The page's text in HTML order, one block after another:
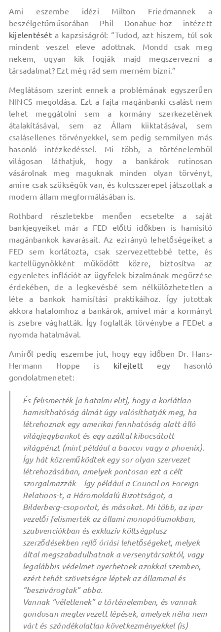
Ami eszembe idézi Milton Friedmannek a
beszélgetőműsorában Phil Donahue-hoz intézett
kijelentéséta kapzsiságról: “Tudod, azt hiszem, túl sok
mindent veszel eleve adottnak. Mondd csak meg
nekem, ugyan kik fogják majd megszervezni a
társadalmat? Ezt még rád sem merném bízni.”
Meglátásom szerint ennek a problémának egyszerűen
NINCS megoldása. Ezt a fajta magánbanki csalást nem
lehet meggátolni sem a kormány szerkezetének
átalakításával, sem az Állam kiiktatásával, sem
csalásellenes törvényekkel, sem pedig semmilyen más
hasonló intézkedéssel. Mi több, a történelemből
világosan láthatjuk, hogy a bankárok rutinosan
vásárolnak meg maguknak minden olyan törvényt,
amire csak szükségük van, és kulcsszerepet játszottak a
modern állam megformálásában is.
Rothbard részletekbe menően ecsetelte a saját
bankjegyeiket már a FED előtti időkben is hamisító
magánbankok kavarásait. Az ezirányú lehetőségeiket a
FED sem korlátozta, csak szervezettebbé tette, és
kartellügynökként működött közre, biztosítva az
egyenletes inflációt az ügyfelek bizalmának megőrzése
érdekében, de a legkevésbé sem nélkülözhetetlen a
léte a bankok hamisítási praktikáihoz. Így jutottak
akkora hatalomhoz a bankárok, amivel már a kormányt
is zsebre vághatták. Így foglalták törvénybe a FEDet a
nyomda hatalmával.
Amiről pedig eszembe jut, hogy egy időben Dr. Hans-
Hermann Hoppe is kifejtett egy hasonló
gondolatmenetet:
És felismerték [a hatalmi elit], hogy a korlátlan
hamisíthatóság álmát úgy valósíthatják meg, ha
létrehoznak egy amerikai fennhatóság alatt álló
világjegybankot és egy azáltal kibocsátott
világpénzt (mint például a bancor vagy a phoenix).
Így hát közreműködtek egy sor olyan szervezet
létrehozásában, amelyek pontosan ezt a célt
szorgalmazzák – így például a Council on Foreign
Relations-t, a Háromoldalú Bizottságot, a
Bilderberg-csoportot, és másokat. Mi több, az ipar
vezetői felismerték az állami monopóliumokban,
szubvenciókban és exkluzív költségplusz
szerződésekben rejlő óriási lehetőségeket, melyek
által megszabadulhatnak a versenytársaktól, vagy
legalábbis védelmet nyerhetnek azokkal szemben,
ezért tehát szövetségre léptek az állammal és
“beszivárogtak” abba.
Vannak “véletlenek” a történelemben, és vannak
gondosan megtervezett lépések, amelyek néha nem
várt és szándékolatlan következményekkel (is)